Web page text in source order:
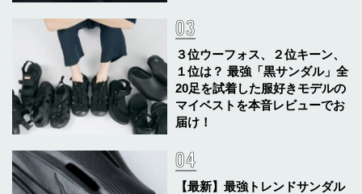
３位ウーフォス、２位キーン、
１位は？ 最強「黒サンダル」全
20足を試着した服好きモデルの
マイベストを本音レビューでお
届け！
【最新】最強トレンドサンダル